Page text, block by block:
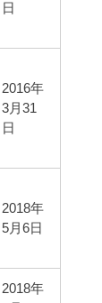
日
2016年
3月31
日
2018年
5月6日
2018年